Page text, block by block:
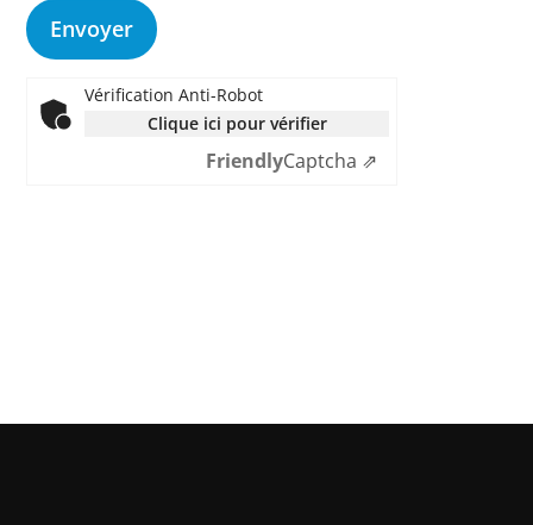
Vérification Anti-Robot
Clique ici pour vérifier
FriendlyCaptcha ⇗